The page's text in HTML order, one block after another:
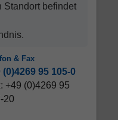
Standort befindet
& Fax
(0)4269 95 105-0
+49 (0)4269 95
20